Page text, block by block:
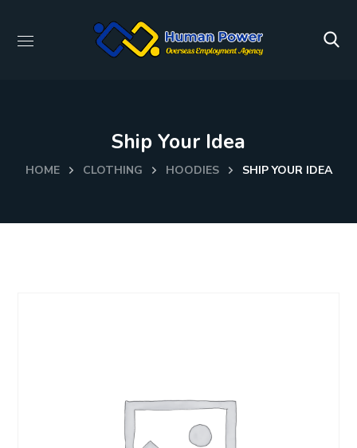
Ship Your Idea
HOME CLOTHING HOODIES SHIP YOUR IDEA